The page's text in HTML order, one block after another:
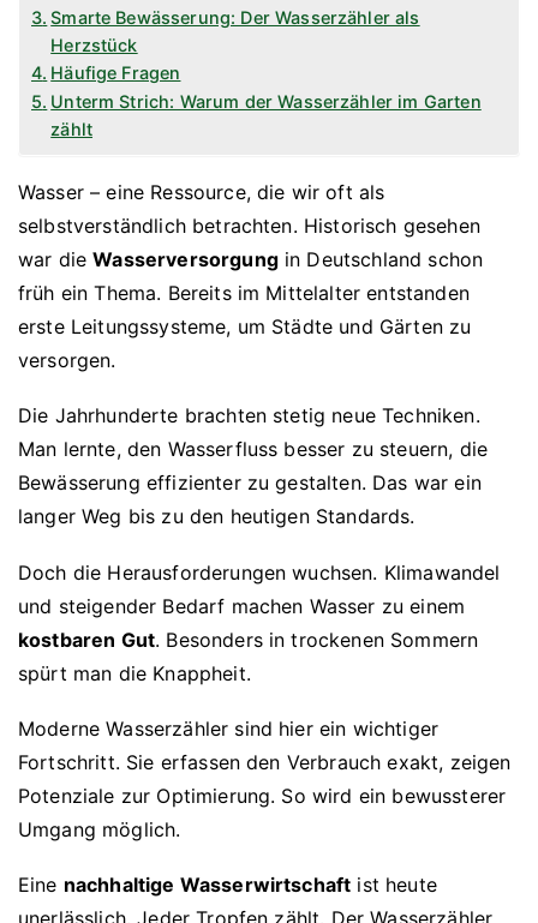
Smarte Bewässerung: Der Wasserzähler als
Herzstück
Häufige Fragen
Unterm Strich: Warum der Wasserzähler im Garten
zählt
Wasser – eine Ressource, die wir oft als
selbstverständlich betrachten. Historisch gesehen
war dieWasserversorgungin Deutschland schon
früh ein Thema. Bereits im Mittelalter entstanden
erste Leitungssysteme, um Städte und Gärten zu
versorgen.
Die Jahrhunderte brachten stetig neue Techniken.
Man lernte, den Wasserfluss besser zu steuern, die
Bewässerung effizienter zu gestalten. Das war ein
langer Weg bis zu den heutigen Standards.
Doch die Herausforderungen wuchsen. Klimawandel
und steigender Bedarf machen Wasser zu einem
kostbaren Gut. Besonders in trockenen Sommern
spürt man die Knappheit.
Moderne Wasserzähler sind hier ein wichtiger
Fortschritt. Sie erfassen den Verbrauch exakt, zeigen
Potenziale zur Optimierung. So wird ein bewussterer
Umgang möglich.
Eine nachhaltige Wasserwirtschaft ist heute